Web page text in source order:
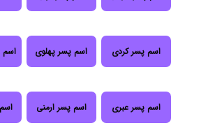
اسم پسر کردی اسم پسر پهلوی اسم
اسم پسر عبری اسم پسر ارمنی